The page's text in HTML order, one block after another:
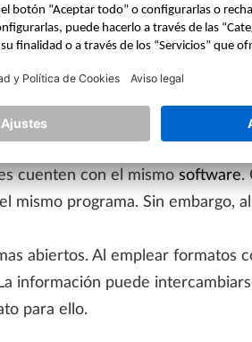
Luego todos los datos se
y, en ocasiones,
cuenten con el mismosoftware.
mismo programa. Sin embargo,
abiertos. Al emplear
información puede
para ello.